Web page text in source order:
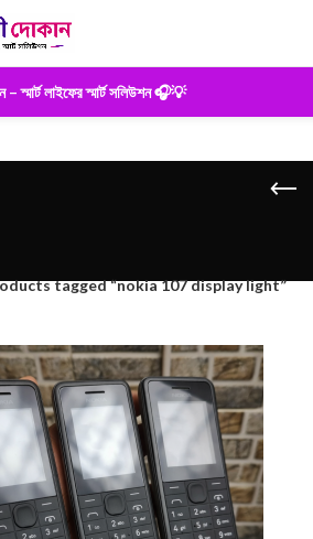
– স্মার্ট লাইফের স্মার্ট সলিউশন 🎧💡
tagged “nokia 107 display light”